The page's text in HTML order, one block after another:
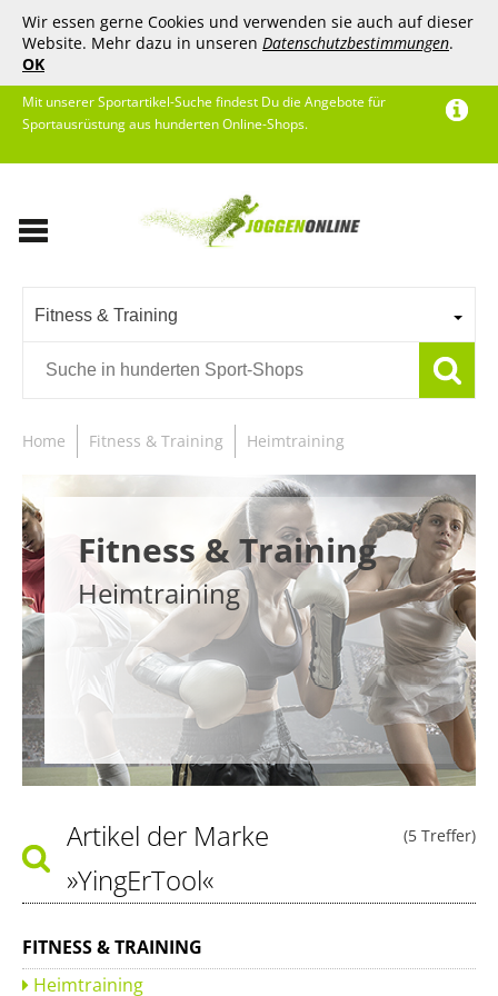
Wir essen gerne Cookies und verwenden sie auch auf dieser
Website. Mehr dazu in unseren Datenschutzbestimmungen.
OK
Mit unserer Sportartikel-Suche findest Du die Angebote für
Sportausrüstung aus hunderten Online-Shops.
Fitness & Training
Home Fitness & Training Heimtraining
Fitness & Training
Heimtraining
(5 Treffer)
Artikel der Marke
»YingErTool«
FITNESS & TRAINING
Heimtraining